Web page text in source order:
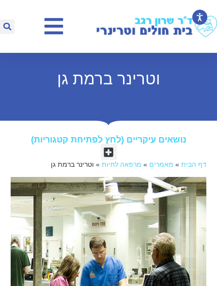
וטרינר ברמת גן
נושאים עיקריים (לחץ לפתיחת קטגוריות)​
דף הבית » מאמרים » מרפאה לחיות » וטרינר ברמת גן